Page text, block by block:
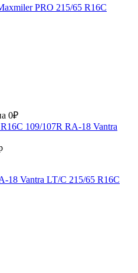
PRO 215/65 R16C
0₽
Vantra LT/C 215/65 R16C